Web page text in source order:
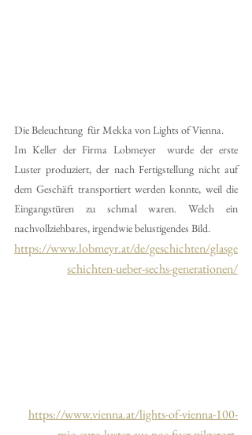
Die Beleuchtung  für Mekka von Lights of Vienna.
Im Keller der Firma Lobmeyer  wurde der erste
Luster produziert, der nach Fertigstellung nicht auf
dem Geschäft transportiert werden konnte, weil die
Eingangstüren zu schmal waren. Welch ein
nachvollziehbares, irgendwie belustigendes Bild.
https://www.lobmeyr.at/de/geschichten/glasge
schichten-ueber-sechs-generationen/
https://www.vienna.at/lights-of-vienna-100-